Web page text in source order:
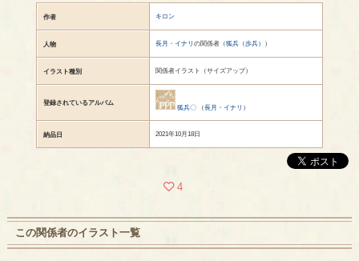
作者 キロン
人物 長月・イナリ の関係者（狐兵（歩兵） ）
イラスト種別 関係者イラスト（サイズアップ）
登録されているアルバム
狐兵〇（長月・イナリ ）
納品日 2021年10月18日
4
この関係者のイラスト一覧